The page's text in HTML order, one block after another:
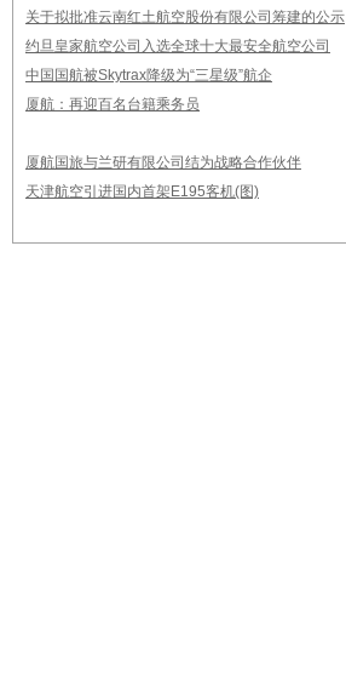
关于拟批准云南红土航空股份有限公司筹建的公示
约旦皇家航空公司入选全球十大最安全航空公司
中国国航被Skytrax降级为“三星级”航企
厦航：再迎百名台籍乘务员
厦航国旅与兰研有限公司结为战略合作伙伴
天津航空引进国内首架E195客机(图)